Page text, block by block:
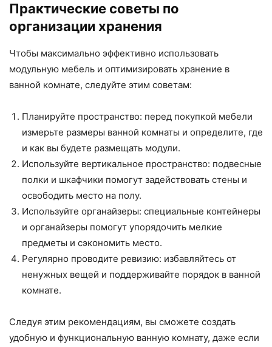
Практические советы по
организации хранения
Чтобы максимально эффективно использовать
модульную мебель и оптимизировать хранение в
ванной комнате, следуйте этим советам:
Планируйте пространство: перед покупкой мебели
измерьте размеры ванной комнаты и определите, где
и как вы будете размещать модули.
Используйте вертикальное пространство: подвесные
полки и шкафчики помогут задействовать стены и
освободить место на полу.
Используйте органайзеры: специальные контейнеры
и органайзеры помогут упорядочить мелкие
предметы и сэкономить место.
Регулярно проводите ревизию: избавляйтесь от
ненужных вещей и поддерживайте порядок в ванной
комнате.
Следуя этим рекомендациям, вы сможете создать
удобную и функциональную ванную комнату, даже если